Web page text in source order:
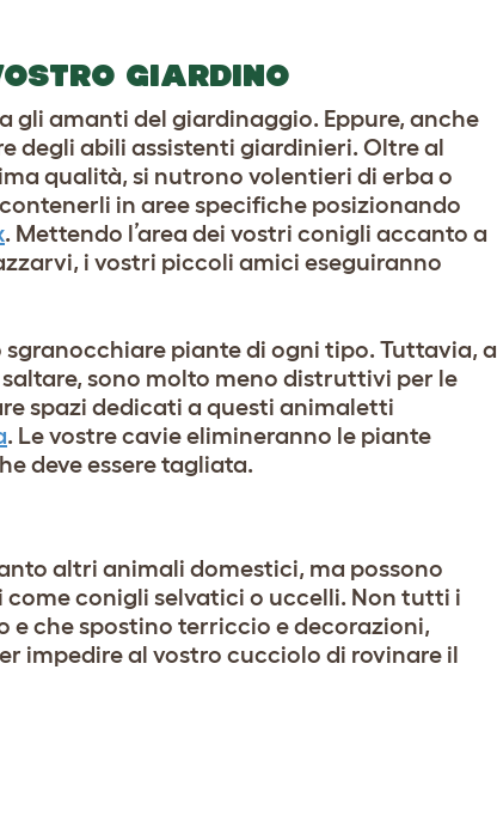
GIARDINO
amanti del giardinaggio. Eppure, anche
degli abili assistenti giardinieri. Oltre al
qualità, si nutrono volentieri di erba o
in aree specifiche posizionando
. Mettendo l’area dei vostri conigli accanto a
i vostri piccoli amici eseguiranno
piante di ogni tipo. Tuttavia, a
sono molto meno distruttivi per le
spazi dedicati a questi animaletti
. Le vostre cavie elimineranno le piante
deve essere tagliata.
altri animali domestici, ma possono
conigli selvatici o uccelli. Non tutti i
e che spostino terriccio e decorazioni,
impedire al vostro cucciolo di rovinare il